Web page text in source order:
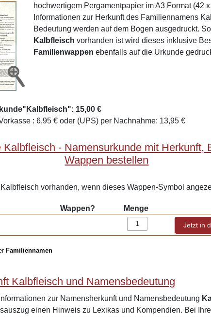
hochwertigem Pergamentpapier im A3 Format (42
Informationen zur Herkunft des Familiennamens
Bedeutung werden auf dem Bogen ausgedruckt.
Kalbfleisch vorhanden ist wird dieses inklusive
Familienwappen ebenfalls auf die Urkunde
15,00 €
: 6,95 € oder (UPS) per Nachnahme: 13,95 €
Kalbfleisch - Namensurkunde mit Herkunft,
Wappen bestellen
vorhanden, wenn dieses Wappen-Symbol
Wappen?
Menge
Familiennamen
Kalbfleisch und Namensbedeutung
zur Namensherkunft und Namensbedeutung
einen Hinweis zu Lexikas und Kompendien. Bei